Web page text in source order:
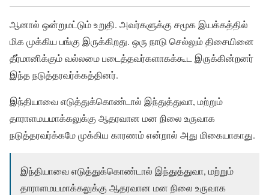
ஆனால் ஒன்றுமட்டும் உறுதி. அவர்களுக்கு சமூக இயக்கத்தில்
மிக முக்கிய பங்கு இருக்கிறது. ஒரு நாடு செல்லும் திசையினை
தீர்மானிக்கும் வல்லமை படைத்தவர்களாகக்கூட இருக்கின்றனர்
இந்த நடுத்தரவர்க்கத்தினர்.
இந்தியாவை எடுத்துக்கொண்டால் இந்துத்துவா, மற்றும்
தாராளமயமாக்கலுக்கு ஆதரவான மன நிலை உருவாக
நடுத்தரவர்க்கமே முக்கிய காரணம் என்றால் அது மிகையாகாது.
இந்தியாவை எடுத்துக்கொண்டால் இந்துத்துவா, மற்றும்
தாராளமயமாக்கலுக்கு ஆதரவான மன நிலை உருவாக